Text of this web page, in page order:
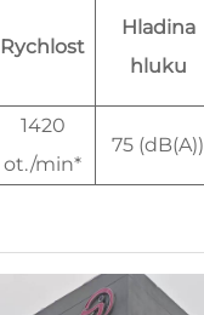
Rychlost
Hladina
hluku
1420
ot./min*
75 (dB(A))